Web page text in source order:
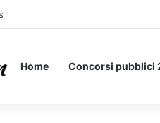
Pagati per Stare a Letto: ecco
Home Concorsi pubblici